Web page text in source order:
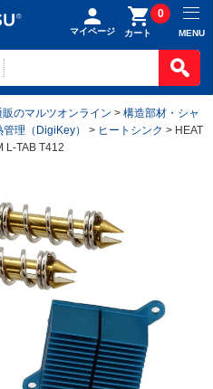
マイページ カート
0
MENU
のマルツオンライン > 構造部材・シャ
理（DigiKey） > ヒートシンク > HEAT
L-TAB T412